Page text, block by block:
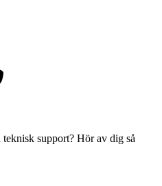
support? Hör av dig så